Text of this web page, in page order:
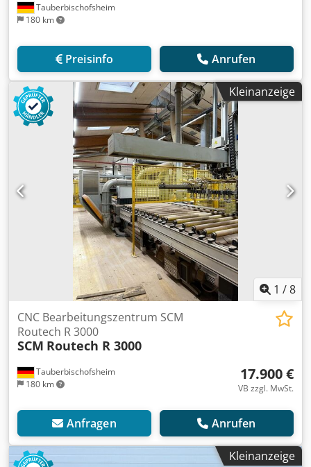
Tauberbischofsheim
180 km
Preisinfo Anrufen
Kleinanzeige
1 /8
Tauberbischofsheim
180 km
CNC Bearbeitungszentrum SCM
Routech R 3000
SCM Routech R 3000
17.900 €
VB zzgl. MwSt.
Anfragen Anrufen
Kleinanzeige